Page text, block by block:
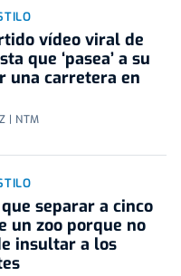
vídeo viral de
que ‘pasea’ a su
una carretera en
| NTM
separar a cinco
un zoo porque no
insultar a los